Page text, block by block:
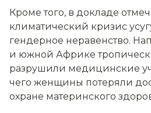
Кроме того, в докладе
климатический кризис
гендерное неравенство.
и южной Африке
разрушили медицинские
чего женщины потеряли
охране материнского